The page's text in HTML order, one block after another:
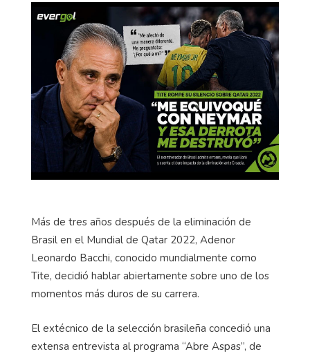
Más de tres años después de la eliminación de
Brasil en el Mundial de Qatar 2022, Adenor
Leonardo Bacchi, conocido mundialmente como
Tite, decidió hablar abiertamente sobre uno de los
momentos más duros de su carrera.
El extécnico de la selección brasileña concedió una
extensa entrevista al programa “Abre Aspas”, de